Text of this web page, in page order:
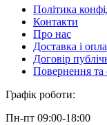
Політика
Контакти
Про нас
Доставка і
Договір
Повернення та
Графік роботи:
Пн-пт 09:00-18:00